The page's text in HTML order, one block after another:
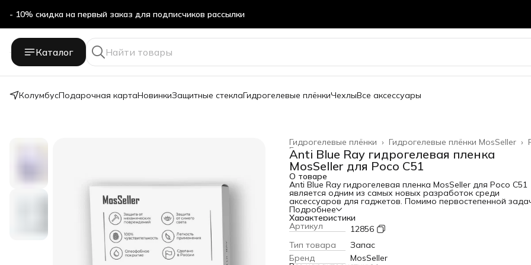
- 10% скидка на первый заказ для подписчиков рассылки
Бесплатная доставка в ПВЗ Яндекс Маркет
Каталог
КолумбусПодарочная картаНовинкиЗащитные стеклаГидрогелевые плёнкиЧехлыВсе аксессуары
Гидрогелевые плёнки MosSeller ›
Гидрогелевые плёнки ›
Главная ›
Anti Blue Ray гидрогелевая пленка
MosSeller для Poco C51
О товаре
Anti Blue Ray гидрогелевая пленка MosSeller для Poco C51
является одним из самых новых разработок среди
аксессуаров для гаджетов. Помимо первостепенной
защиты экрана от сколов и царапин, гидрогелевая пленка
Blue Ray блокирует высокоэнергетический
синий свет, который вреден для глаз. Для создания этого
изделия используется качественный полимерный материал
высокой прочностью. За счет этого она защищает
появления царапин и потертостей. Среди главных
преимуществ этого материала: - устойчивость к
Подробнее
Характеристики
Артикул
12856
Тип товара
Запас
Бренд
MosSeller